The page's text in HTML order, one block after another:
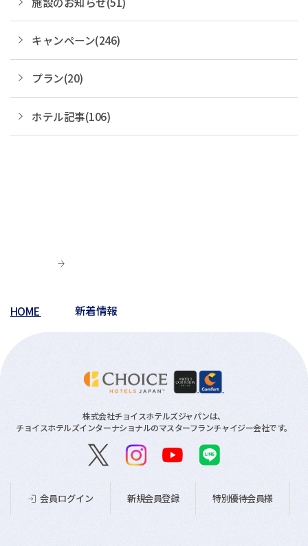
キャンペーン(246)
プラン(20)
ホテル記事(106)
HOME 新着情報
株式会社チョイスホテルズジャパンは、
チョイスホテルズインターナショナルのマスターフランチャイジー会社です。
会員ログイン 新規会員登録 特別優待会員様